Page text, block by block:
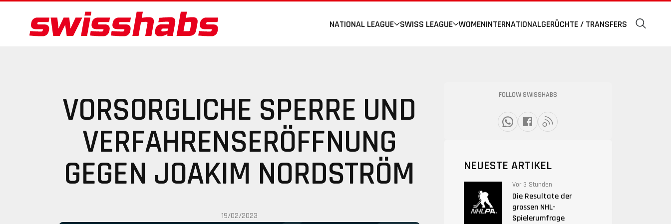
NATIONAL LEAGUE SWISS LEAGUE WOMENINTERNATIONALGERÜCHTE / TRANSFERS
VORSORGLICHE SPERRE UND
VERFAHRENSERÖFFNUNG
GEGEN JOAKIM NORDSTRÖM
19/02/2023
FOLLOW SWISSHABS
NEUESTE ARTIKEL
Vor 3 Stunden
Die Resultate der
grossen NHL-
Spielerumfrage